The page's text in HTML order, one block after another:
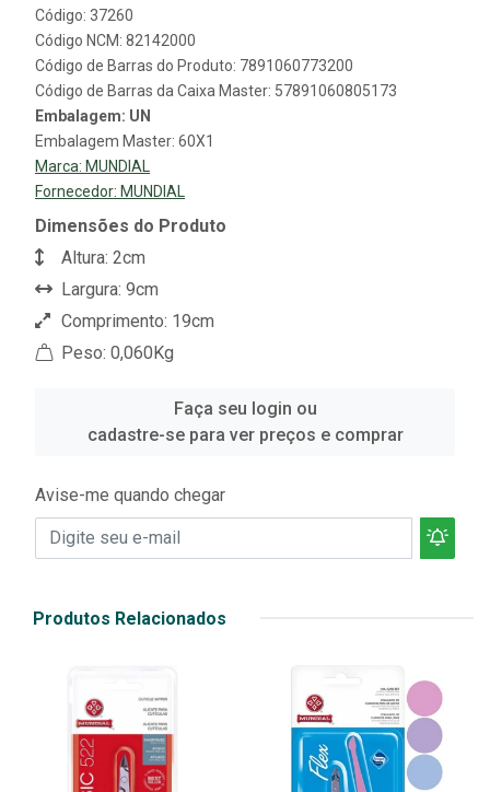
Código: 37260
Código NCM: 82142000
Código de Barras do Produto: 7891060773200
Código de Barras da Caixa Master: 57891060805173
Embalagem: UN
Embalagem Master: 60X1
Marca: MUNDIAL
Fornecedor: MUNDIAL
Dimensões do Produto
Altura: 2cm
Largura: 9cm
Comprimento: 19cm
Peso: 0,060Kg
Faça seu login ou
cadastre-se para ver preços e comprar
Avise-me quando chegar
Produtos Relacionados